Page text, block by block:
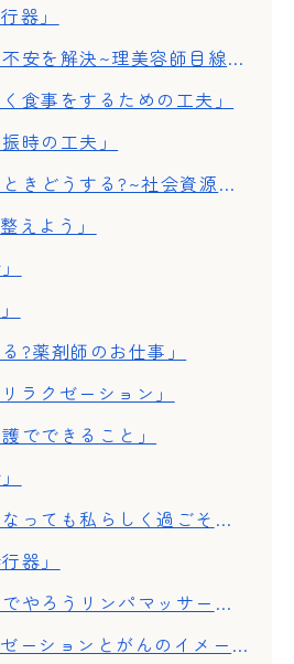
器」
第66回「脱毛の不安を解決~理美容師目線で見る 頭皮ケアとウイッグ~」
食事をするための工夫」
時の工夫」
第62回「こんなときどうする?~社会資源の活用法~」
えよう」
?薬剤師のお仕事」
ラクゼーション」
でできること」
第54回「がんになっても私らしく過ごそう」
器」
第52回「みんなでやろうリンパマッサージ」
第51回「リラクゼーションとがんのイメージ療法」